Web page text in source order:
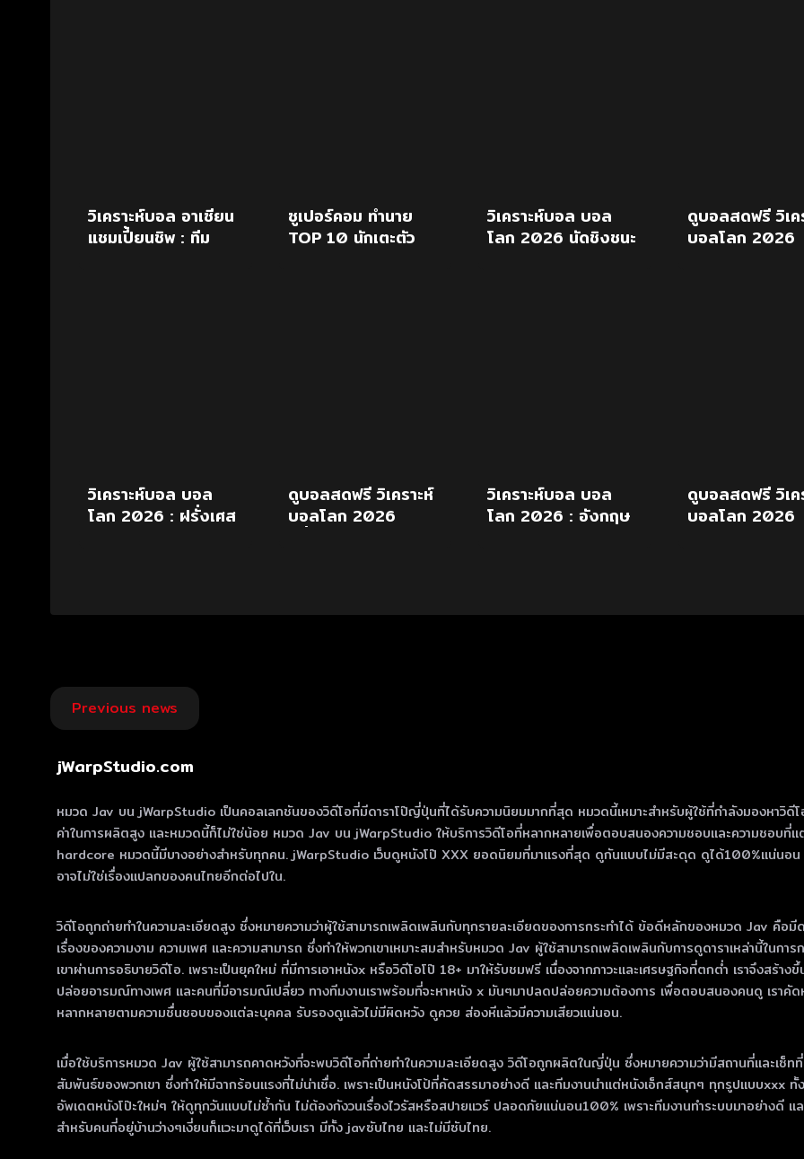
วิเคราะห์บอล อาเซียน
แชมเปี้ยนชิพ : ทีม
ซูเปอร์คอม ทำนาย
TOP 10 นักเตะตัว
วิเคราะห์บอล บอล
โลก 2026 นัดชิงชนะ
ดูบอลสดฟรี วิเค
บอลโลก 2026
วิเคราะห์บอล บอล
โลก 2026 : ฝรั่งเศส
ดูบอลสดฟรี วิเคราะห์
บอลโลก 2026
วิเคราะห์บอล บอล
โลก 2026 : อังกฤษ
ดูบอลสดฟรี วิเค
บอลโลก 2026
Post
navigation
Previous news
jWarpStudio.com
หมวด Jav บน jWarpStudio เป็นคอลเลกชันของวิดีโอที่มีดาราโป๊ญี่ปุ่นที่ได้รับความนิยมมากที่สุด หมวดนี้เหมาะสําหรับผู้ใช้ที่กําลังมองหา
ค่าในการผลิตสูง และหมวดนี้ก็ไม่ใช่น้อย หมวด Jav บน jWarpStudio ให้บริการวิดีโอที่หลากหลายเพื่อตอบสนองความชอบและความชอ
hardcore หมวดนี้มีบางอย่างสําหรับทุกคน. jWarpStudio เว็บดูหนังโป๊ XXX ยอดนิยมที่มาแรงที่สุด ดูกันแบบไม่มีสะดุด ดูได้100%แน่นอน
อาจไม่ใช่เรื่องแปลกของคนไทยอีกต่อไปใน.
วิดีโอถูกถ่ายทําในความละเอียดสูง ซึ่งหมายความว่าผู้ใช้สามารถเพลิดเพลินกับทุกรายละเอียดของการกระทําได้ ข้อดีหลักของหมวด Jav คือ
เรื่องของความงาม ความเพศ และความสามารถ ซึ่งทําให้พวกเขาเหมาะสมสําหรับหมวด Jav ผู้ใช้สามารถเพลิดเพลินกับการดูดาราเหล่านี้ในกา
เขาผ่านการอธิบายวิดีโอ. เพราะเป็นยุคใหม่ ที่มีการเอาหนังx หรือวิดีโอโป๊ 18+ มาให้รับชมฟรี เนื่องจากภาวะและเศรษฐกิจที่ตกต่ำ เราจึงสร้า
ปล่อยอารมณ์ทางเพศ และคนที่มีอารมณ์เปลี่ยว ทางทีมงานเราพร้อมที่จะหาหนัง x มันๆมาปลดปล่อยความต้องการ เพื่อตอบสนองคนดู เรา
หลากหลายตามความชื่นชอบของแต่ละบุคคล รับรองดูแล้วไม่มีผิดหวัง ดูควย ส่องหีแล้วมีความเสียวแน่นอน.
เมื่อใช้บริการหมวด Jav ผู้ใช้สามารถคาดหวังที่จะพบวิดีโอที่ถ่ายทําในความละเอียดสูง วิดีโอถูกผลิตในญี่ปุ่น ซึ่งหมายความว่ามีสถานที่และเซ็
สัมพันธ์ของพวกเขา ซึ่งทําให้มีฉากร้อนแรงที่ไม่น่าเชื่อ. เพราะเป็นหนังโป้ที่คัดสรรมาอย่างดี และทีมงานนำแต่หนังเอ็กส์สนุกๆ ทุกรูปแบบxxx
อัพเดตหนังโป๊ะใหม่ๆ ให้ดูทุกวันแบบไม่ซ้ำกัน ไม่ต้องกังวนเรื่องไวรัสหรือสปายแวร์ ปลอดภัยแน่นอน100% เพราะทีมงานทำระบบมาอย่างดี
สำหรับคนที่อยู่บ้านว่างๆเงี่ยนก็แวะมาดูได้ที่เว็บเรา มีทั้ง javซับไทย และไม่มีซับไทย.